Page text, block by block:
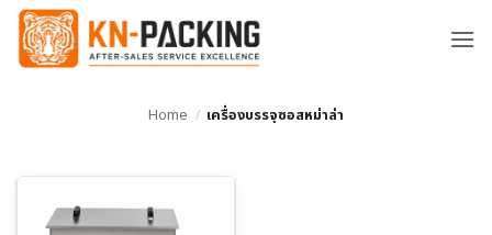
ข้าม
ยัง
Home / เครื่องบรรจุซอสหม่าล่า